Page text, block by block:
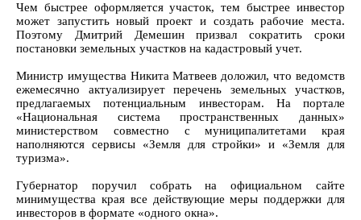
Чем быстрее оформляется участок, тем быстрее инвестор
может запустить новый проект и создать рабочие места.
Поэтому Дмитрий Демешин призвал сократить сроки
постановки земельных участков на кадастровый учет.
Министр имущества Никита Матвеев доложил, что ведомств
ежемесячно актуализирует перечень земельных участков,
предлагаемых потенциальным инвесторам. На портале
«Национальная система пространственных данных»
министерством совместно с муниципалитетами края
наполняются сервисы «Земля для стройки» и «Земля для
туризма».
Губернатор поручил собрать на официальном сайте
минимущества края все действующие меры поддержки для
инвесторов в формате «одного окна».